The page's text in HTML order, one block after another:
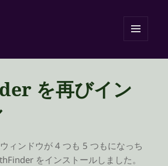
ーとウ
を再びイン
ィンドウが 4 つも 5 つもになっち
をインストールしました。